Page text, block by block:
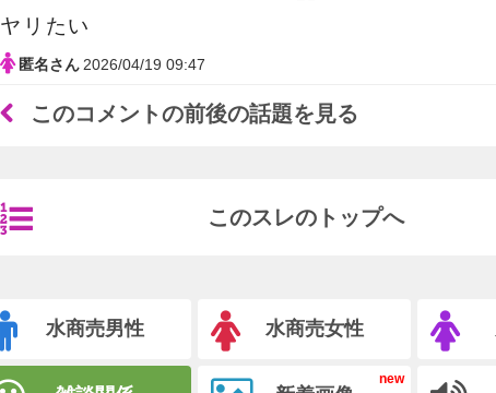
ヤリたい
匿名さん 2026/04/19 09:47
このコメントの前後の話題を見る
このスレのトップへ
水商売男性 水商売女性